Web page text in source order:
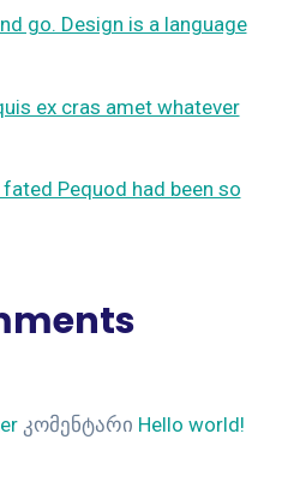
go. Design is a language
ex cras amet whatever
Pequod had been so
კომენტარი Hello world!